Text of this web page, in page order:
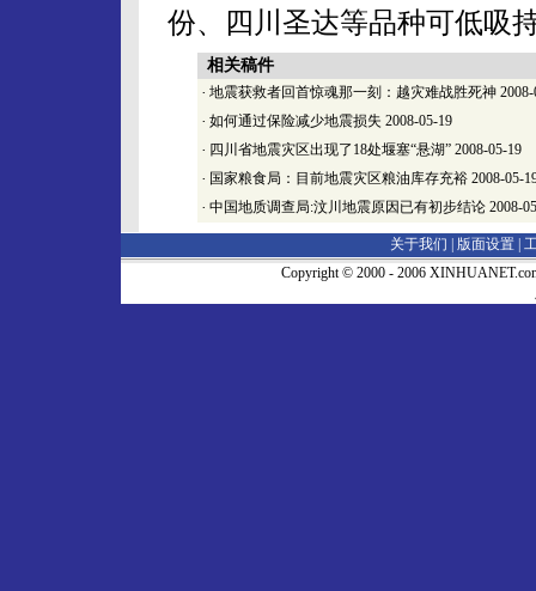
份、四川圣达等品种可低吸
相关稿件
· 地震获救者回首惊魂那一刻：越灾难战胜死神
· 如何通过保险减少地震损失 2008-05-19
· 四川省地震灾区出现了18处堰塞“悬湖” 2008-05-19
· 国家粮食局：目前地震灾区粮油库存充裕 2008-05-
· 中国地质调查局:汶川地震原因已有初步结论 2008-
关于我们 | 版面设置
Copyright © 2000 - 2006